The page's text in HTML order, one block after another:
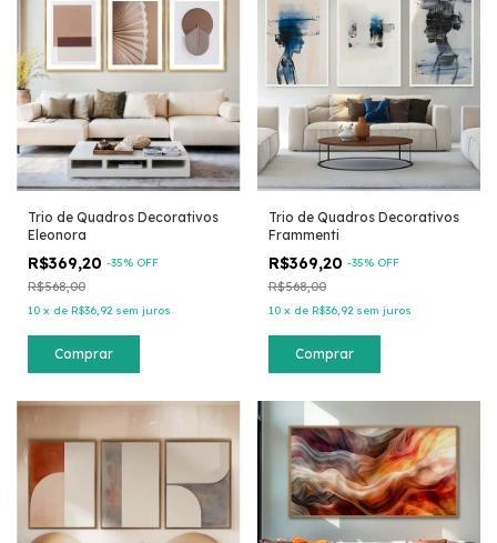
Trio de Quadros Decorativos
Eleonora
R$369,20 -35% OFF
R$568,00
10 x de R$36,92 sem juros
Comprar
Trio de Quadros Decorativos
Frammenti
R$369,20 -35% OFF
R$568,00
10 x de R$36,92 sem juros
Comprar